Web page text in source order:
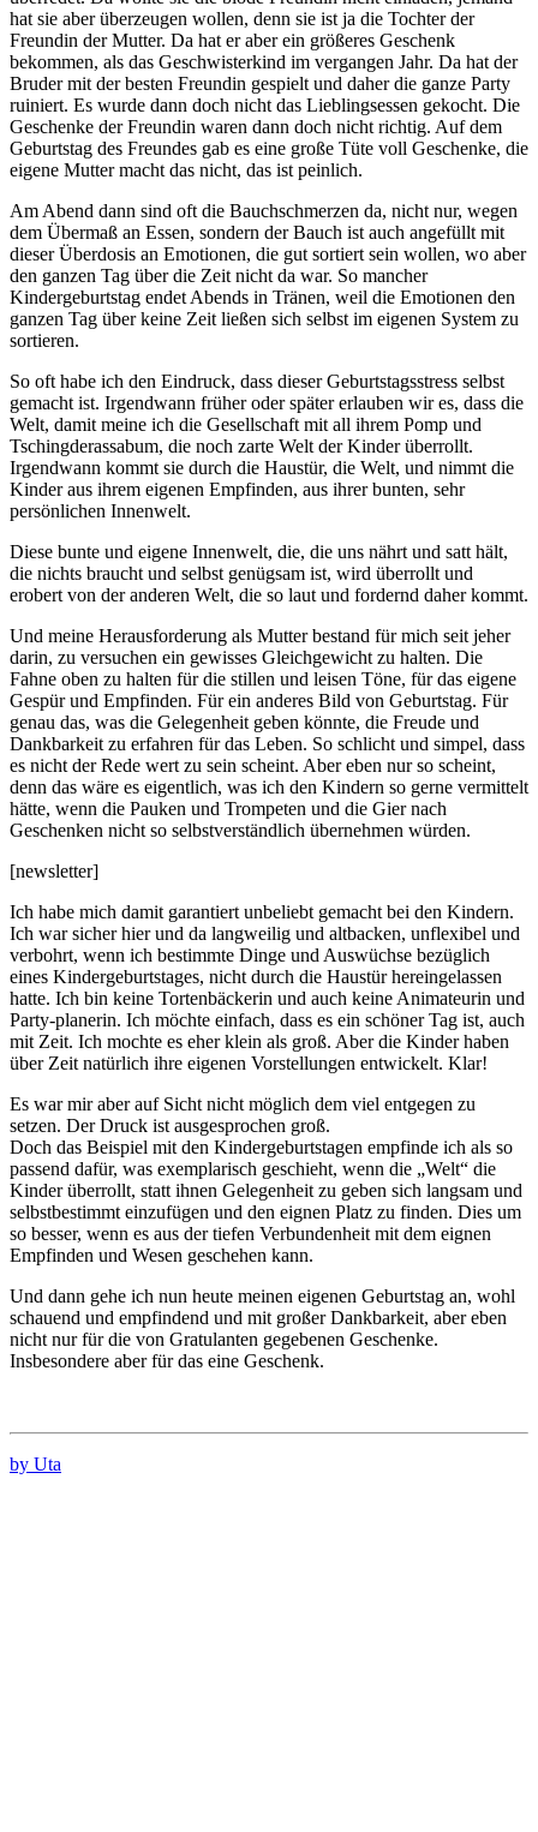
hat sie aber überzeugen wollen, denn sie ist ja die Tochter der
Freundin der Mutter. Da hat er aber ein größeres Geschenk
bekommen, als das Geschwisterkind im vergangen Jahr. Da hat der
Bruder mit der besten Freundin gespielt und daher die ganze Party
ruiniert. Es wurde dann doch nicht das Lieblingsessen gekocht. Die
Geschenke der Freundin waren dann doch nicht richtig. Auf dem
Geburtstag des Freundes gab es eine große Tüte voll Geschenke, die
eigene Mutter macht das nicht, das ist peinlich.
Am Abend dann sind oft die Bauchschmerzen da, nicht nur, wegen
dem Übermaß an Essen, sondern der Bauch ist auch angefüllt mit
dieser Überdosis an Emotionen, die gut sortiert sein wollen, wo aber
den ganzen Tag über die Zeit nicht da war. So mancher
Kindergeburtstag endet Abends in Tränen, weil die Emotionen den
ganzen Tag über keine Zeit ließen sich selbst im eigenen System zu
sortieren.
So oft habe ich den Eindruck, dass dieser Geburtstagsstress selbst
gemacht ist. Irgendwann früher oder später erlauben wir es, dass die
Welt, damit meine ich die Gesellschaft mit all ihrem Pomp und
Tschingderassabum, die noch zarte Welt der Kinder überrollt.
Irgendwann kommt sie durch die Haustür, die Welt, und nimmt die
Kinder aus ihrem eigenen Empfinden, aus ihrer bunten, sehr
persönlichen Innenwelt.
Diese bunte und eigene Innenwelt, die, die uns nährt und satt hält,
die nichts braucht und selbst genügsam ist, wird überrollt und
erobert von der anderen Welt, die so laut und fordernd daher kommt.
Und meine Herausforderung als Mutter bestand für mich seit jeher
darin, zu versuchen ein gewisses Gleichgewicht zu halten. Die
Fahne oben zu halten für die stillen und leisen Töne, für das eigene
Gespür und Empfinden. Für ein anderes Bild von Geburtstag. Für
genau das, was die Gelegenheit geben könnte, die Freude und
Dankbarkeit zu erfahren für das Leben. So schlicht und simpel, dass
es nicht der Rede wert zu sein scheint. Aber eben nur so scheint,
denn das wäre es eigentlich, was ich den Kindern so gerne vermittelt
hätte, wenn die Pauken und Trompeten und die Gier nach
Geschenken nicht so selbstverständlich übernehmen würden.
[newsletter]
Ich habe mich damit garantiert unbeliebt gemacht bei den Kindern.
Ich war sicher hier und da langweilig und altbacken, unflexibel und
verbohrt, wenn ich bestimmte Dinge und Auswüchse bezüglich
eines Kindergeburtstages, nicht durch die Haustür hereingelassen
hatte. Ich bin keine Tortenbäckerin und auch keine Animateurin und
Party-planerin. Ich möchte einfach, dass es ein schöner Tag ist, auch
mit Zeit. Ich mochte es eher klein als groß. Aber die Kinder haben
über Zeit natürlich ihre eigenen Vorstellungen entwickelt. Klar!
Es war mir aber auf Sicht nicht möglich dem viel entgegen zu
setzen. Der Druck ist ausgesprochen groß.
Doch das Beispiel mit den Kindergeburtstagen empfinde ich als so
passend dafür, was exemplarisch geschieht, wenn die „Welt“ die
Kinder überrollt, statt ihnen Gelegenheit zu geben sich langsam und
selbstbestimmt einzufügen und den eignen Platz zu finden. Dies um
so besser, wenn es aus der tiefen Verbundenheit mit dem eignen
Empfinden und Wesen geschehen kann.
Und dann gehe ich nun heute meinen eigenen Geburtstag an, wohl
schauend und empfindend und mit großer Dankbarkeit, aber eben
nicht nur für die von Gratulanten gegebenen Geschenke.
Insbesondere aber für das eine Geschenk.
by Uta